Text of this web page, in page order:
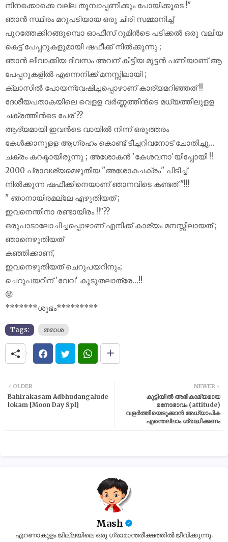
നിനക്കൊക്കെ വല്ല തൂമ്പാപ്പണിക്കും പോയിക്കൂടെ !"
ഞാൻ സ്ഥിരം മറുപടിയായ ഒരു ചിരി സമ്മാനിച്ച്
പുറത്തേക്കിറങ്ങുമ്പൊ ഓഫീസ് റൂമിൻടെ പടിക്കൽ ഒരു വലിയ
കെട്ട് പേപ്പറുകളുമായി ഷഫീക്ക് നിൽക്കുന്നു ;
ഞാൻ ലീവാക്കിയ ദിവസം അവന് കിട്ടിയ മുട്ടൻ പണിയാണ് ആ
പേപ്പറുകളിൽ എന്നെനിക്ക് മനസ്സിലായി ;
ക്ലാസിൽ പോയന്വേഷിച്ചപ്പൊഴാണ് കാര്യമറിഞ്ഞത് !!
ദേശീയപതാകയിലെ വെളള വർണ്ണത്തിൻടെ മധ്യത്തിലുളള‌
ചക്രത്തിൻടെ പേര് ??
ആദ്യമായി ഇവൻടെ വായിൽ നിന്ന് ഒരുത്തരം
കേൾക്കാനുളള ആഗ്രഹം കൊണ്ട് ടീച്ചറിവനോട് ചോതിച്ചു...
ചക്രം കറക്ടായിരുന്നു ; അശോകൻ 'കേശവനാ'യിപ്പോയി !!
2000 പ്രാവശ്യമെഴുതിയ "അശോകചക്രം" പിടിച്ച്
നിൽക്കുന്ന ഷഫീക്കിനെയാണ് ഞാനവിടെ കണ്ടത് "!!!
" ഞാനായിരമല്ലേ എഴുതിയത് ;
ഇവനെന്തിനാ രണ്ടായിരം !!"??
ഒരുപാടാലോചിച്ചപ്പൊഴാണ് എനിക്ക് കാര്യം മനസ്സിലായത് ;
ഞാനെഴുതിയത്
കഞ്ഞിക്കാണ്,
ഇവനെഴുതിയത് ചെറുപയറിനും;
ചെറുപയറിന് 'വേവ്' കൂടുതലാത്രേ...!!
😝
*******ശുഭം*********
Tags: തമാശ
NEWER
കുട്ടിയിൽ അഭികാമ്യമായ
മനോഭാവം (attitude)
വളർത്തിയെടുക്കാൻ അധ്യാപിക
എന്തെല്ലാം ശ്രദ്ധിക്കണം
OLDER
Bahirakasam Adbhudangalude
lokam [Moon Day Spl]
Mash
എറണാകുളം ജില്ലയിലെ ഒരു ഗ്രാമാന്തരീക്ഷത്തിൽ ജീവിക്കുന്നു.